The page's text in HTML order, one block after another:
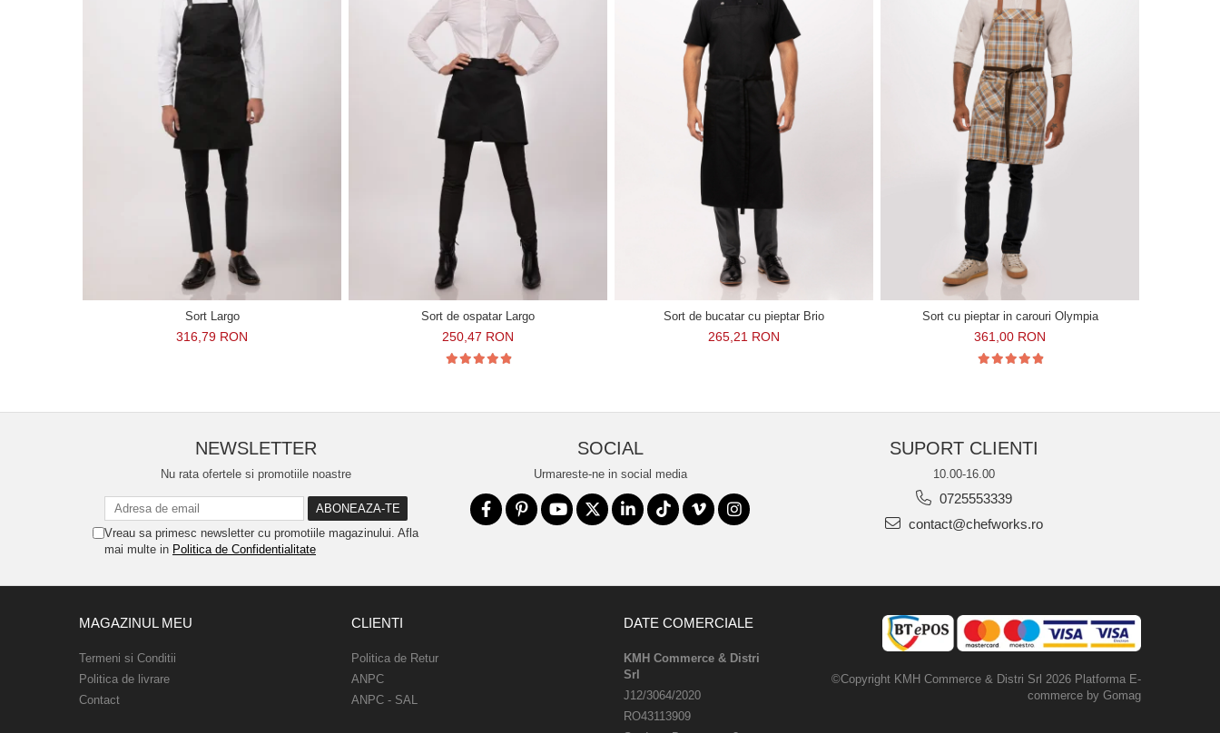
Sort Largo
316,79 RON
Sort de ospatar Largo
250,47 RON
Sort de bucatar cu pieptar Brio
265,21 RON
Sort cu pieptar in carouri Olympia
361,00 RON
NEWSLETTER
Nu rata ofertele si promotiile noastre
Vreau sa primesc newsletter cu promotiile magazinului. Afla
mai multe in Politica de Confidentialitate
SOCIAL
Urmareste-ne in social media
SUPORT CLIENTI
10.00-16.00
0725553339
contact@chefworks.ro
MAGAZINUL MEU
Termeni si Conditii
Politica de livrare
Contact
CLIENTI
Politica de Retur
ANPC
ANPC - SAL
DATE COMERCIALE
KMH Commerce & Distri
Srl
J12/3064/2020
RO43113909
©Copyright KMH Commerce & Distri Srl 2026 Platforma E-
commerce by Gomag